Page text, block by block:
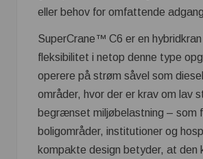
eller behov for omfattende
SuperCrane™ C6 er en
fleksibilitet i netop denne type
operere på strøm såvel som
områder, hvor der er krav om lav
begrænset miljøbelastning – som
boligområder, institutioner og
kompakte design betyder, at den